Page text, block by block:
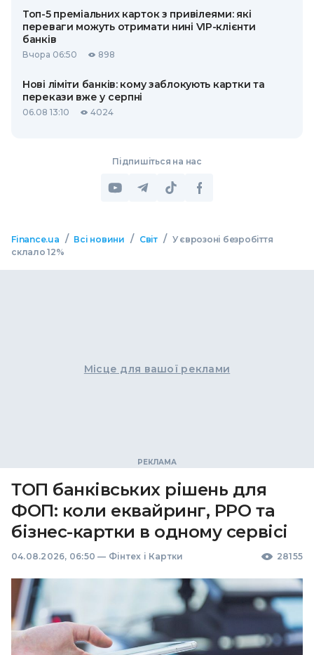
Топ-5 преміальних карток з привілеями: які
переваги можуть отримати нині VIP-клієнти
банків
Вчора 06:50 898
Нові ліміти банків: кому заблокують картки та
перекази вже у серпні
06.08 13:10 4024
Підпишіться на нас
Finance.ua / Всі новини / Світ / У єврозоні безробіття
склало 12%
Місце для вашої реклами
ТОП банківських рішень для
ФОП: коли еквайринг, РРО та
бізнес-картки в одному сервісі
04.08.2026, 06:50 — Фінтех і Картки 28155